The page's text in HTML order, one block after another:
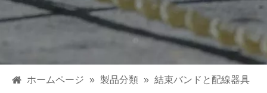
ホームページ » 製品分類 » 結束バンドと配線器具